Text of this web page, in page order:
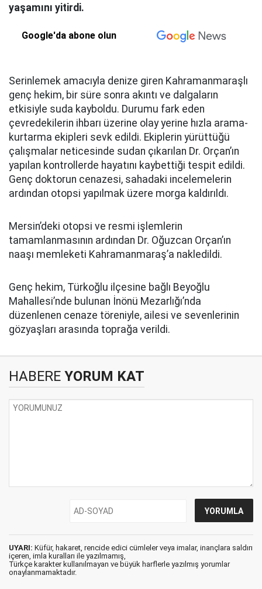
yaşamını yitirdi.
Google'da abone olun
Serinlemek amacıyla denize giren Kahramanmaraşlı
genç hekim, bir süre sonra akıntı ve dalgaların
etkisiyle suda kayboldu. Durumu fark eden
çevredekilerin ihbarı üzerine olay yerine hızla arama-
kurtarma ekipleri sevk edildi. Ekiplerin yürüttüğü
çalışmalar neticesinde sudan çıkarılan Dr. Orçan’ın
yapılan kontrollerde hayatını kaybettiği tespit edildi.
Genç doktorun cenazesi, sahadaki incelemelerin
ardından otopsi yapılmak üzere morga kaldırıldı.
Mersin’deki otopsi ve resmi işlemlerin
tamamlanmasının ardından Dr. Oğuzcan Orçan’ın
naaşı memleketi Kahramanmaraş’a nakledildi.
Genç hekim, Türkoğlu ilçesine bağlı Beyoğlu
Mahallesi’nde bulunan İnönü Mezarlığı’nda
düzenlenen cenaze töreniyle, ailesi ve sevenlerinin
gözyaşları arasında toprağa verildi.
HABERE YORUM KAT
UYARI: Küfür, hakaret, rencide edici cümleler veya imalar, inançlara saldırı
içeren, imla kuralları ile yazılmamış,
Türkçe karakter kullanılmayan ve büyük harflerle yazılmış yorumlar
onaylanmamaktadır.